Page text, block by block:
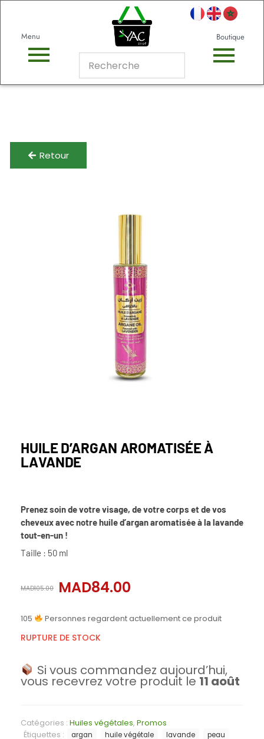
Menu Boutique
Retour
HUILE D’ARGAN AROMATISÉE À
LAVANDE
Prenez soin de votre visage, de votre corps et de vos
cheveux avec notre huile d’argan aromatisée à la lavande
tout-en-un !
Taille : 50 ml
MAD105.00 MAD84.00
105 Personnes regardent actuellement ce produit
RUPTURE DE STOCK
Si vous commandez aujourd’hui,
vous recevrez votre produit le 11 août
Catégories : Huiles végétales, Promos
Étiquettes :
argan huile végétale lavande
peau